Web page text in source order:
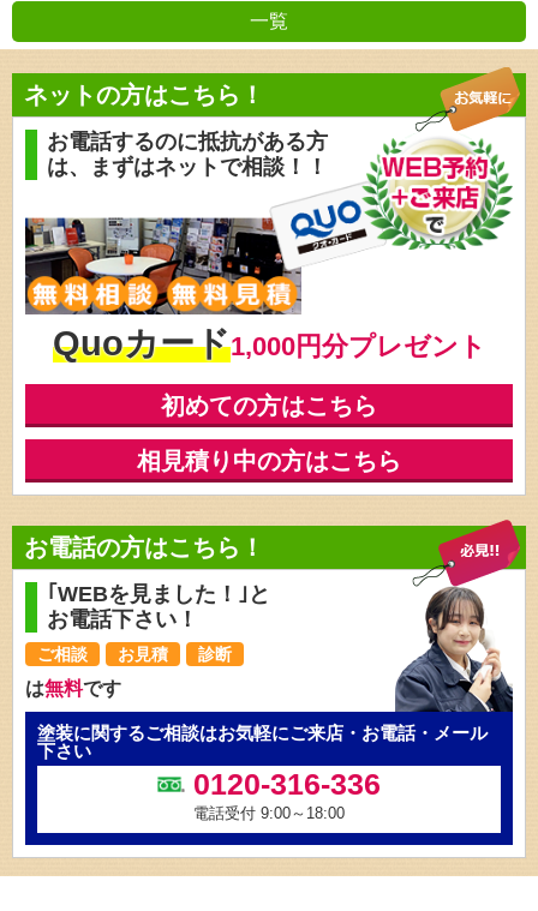
一覧
前の記事
ネットの方はこちら！
お電話するのに抵抗がある方
は、
まずはネットで相談！！
Quoカード1,000円分プレゼント
初めての方はこちら
相見積り中の方はこちら
お電話の方はこちら！
｢WEBを見ました！｣と
お電話下さい！
ご相談 お見積 診断
は無料です
塗装に関するご相談はお気軽にご来店・お電話・メール
下さい
0120-316-336
電話受付 9:00～18:00